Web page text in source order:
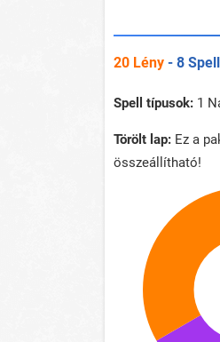
20 Lény - 8 Spell
Spell típusok: 1
Törölt lap: Ez a
összeállítható!